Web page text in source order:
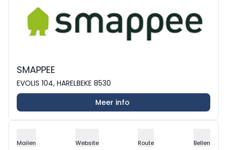
SMAPPEE
EVOLIS 104, HARELBEKE 8530
Meer info
Mailen Website Route Bellen